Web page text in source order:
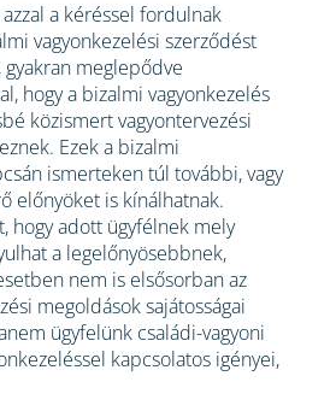
a kéréssel fordulnak
vagyonkezelési szerződést
meglepődve
hogy a bizalmi vagyonkezelés
közismert vagyontervezési
Ezek a bizalmi
ismerteken túl további, vagy
előnyöket is kínálhatnak.
hogy adott ügyfélnek mely
a legelőnyösebbnek,
nem is elsősorban az
megoldások sajátosságai
ügyfelünk családi-vagyoni
kapcsolatos igényei,